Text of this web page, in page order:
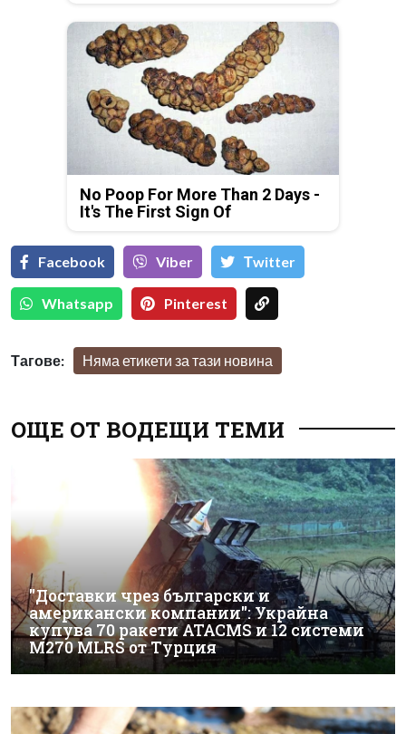
No Poop For More Than 2 Days -
It's The First Sign Of
Facebook Viber Тwitter
Whatsapp Pinterest
Тагове: Няма етикети за тази новина
ОЩЕ ОТ ВОДЕЩИ ТЕМИ
"Доставки чрез български и
американски компании": Украйна
купува 70 ракети ATACMS и 12 системи
M270 MLRS от Турция